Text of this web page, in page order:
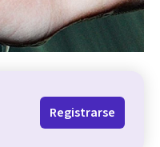
Registrarse